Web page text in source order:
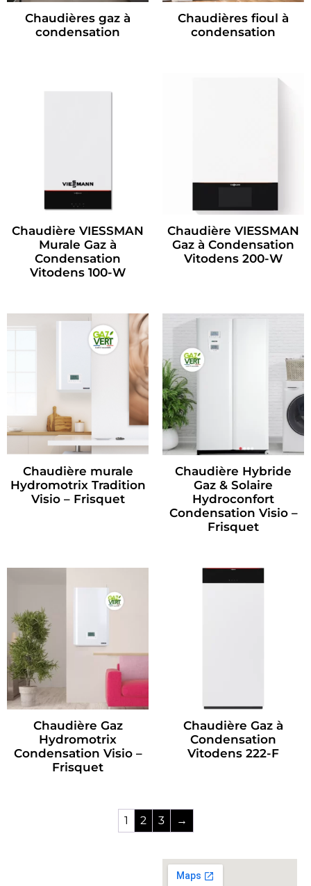
Chaudières gaz à
condensation
Chaudières fioul à
condensation
Chaudière VIESSMAN
Murale Gaz à
Condensation
Vitodens 100-W
Chaudière VIESSMAN
Gaz à Condensation
Vitodens 200-W
Chaudière murale
Hydromotrix Tradition
Visio – Frisquet
Chaudière Hybride
Gaz & Solaire
Hydroconfort
Condensation Visio –
Frisquet
Chaudière Gaz
Hydromotrix
Condensation Visio –
Frisquet
Chaudière Gaz à
Condensation
Vitodens 222-F
1 2 3 →